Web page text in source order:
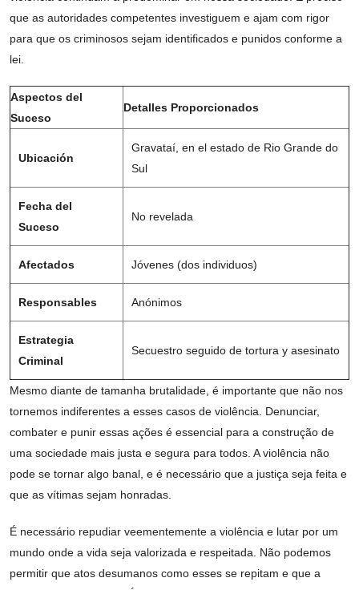
que as autoridades competentes investiguem e ajam com rigor
para que os criminosos sejam identificados e punidos conforme a
lei.
Aspectos del
Suceso
Detalles Proporcionados
Ubicación
Gravataí, en el estado de Rio Grande do
Sul
Fecha del
Suceso
No revelada
Afectados Jóvenes (dos individuos)
Responsables Anónimos
Estrategia
Criminal
Secuestro seguido de tortura y asesinato
Mesmo diante de tamanha brutalidade, é importante que não nos
tornemos indiferentes a esses casos de violência. Denunciar,
combater e punir essas ações é essencial para a construção de
uma sociedade mais justa e segura para todos. A violência não
pode se tornar algo banal, e é necessário que a justiça seja feita e
que as vítimas sejam honradas.
É necessário repudiar veementemente a violência e lutar por um
mundo onde a vida seja valorizada e respeitada. Não podemos
permitir que atos desumanos como esses se repitam e que a